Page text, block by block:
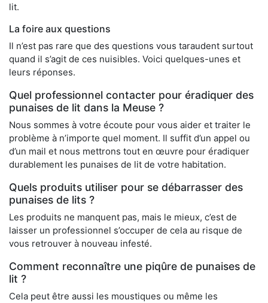
lit.
La foire aux questions
Il n’est pas rare que des questions vous taraudent surtout
quand il s’agit de ces nuisibles. Voici quelques-unes et
leurs réponses.
Quel professionnel contacter pour éradiquer des
punaises de lit dans la Meuse ?
Nous sommes à votre écoute pour vous aider et traiter le
problème à n’importe quel moment. Il suffit d’un appel ou
d’un mail et nous mettrons tout en œuvre pour éradiquer
durablement les punaises de lit de votre habitation.
Quels produits utiliser pour se débarrasser des
punaises de lits ?
Les produits ne manquent pas, mais le mieux, c’est de
laisser un professionnel s’occuper de cela au risque de
vous retrouver à nouveau infesté.
Comment reconnaître une piqûre de punaises de
lit ?
Cela peut être aussi les moustiques ou même les